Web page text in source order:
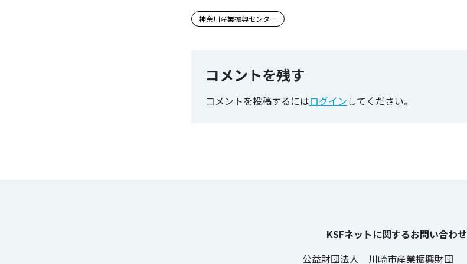
この記事のタグ
神奈川産業振興センター
コメントを残す
コメントを投稿するにはログインしてください。
KSFネットに関するお問い合わせ
公益財団法人 川崎市産業振興財団